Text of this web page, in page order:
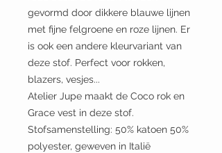
gevormd door dikkere blauwe lijnen
met fijne felgroene en roze lijnen. Er
is ook een andere kleurvariant van
deze stof. Perfect voor rokken,
blazers, vesjes...
Atelier Jupe maakt de Coco rok en
Grace vest in deze stof.
Stofsamenstelling: 50% katoen 50%
polyester, geweven in Italië